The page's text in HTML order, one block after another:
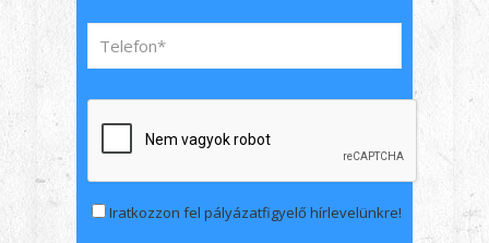
Iratkozzon fel pályázatfigyelő hírlevelünkre!